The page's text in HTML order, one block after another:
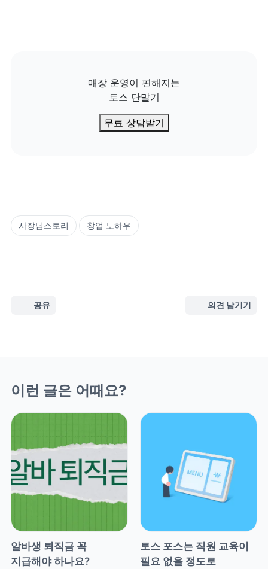
매장 운영이 편해지는
토스 단말기
무료 상담받기
사장님스토리 창업 노하우
공유 의견 남기기
이런 글은 어때요?
알바생 퇴직금 꼭
지급해야 하나요?
토스 포스는 직원 교육이
필요 없을 정도로